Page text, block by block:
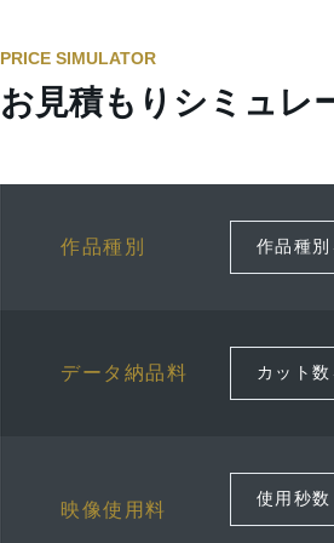
PRICE SIMULATOR
お見積もりシミュレ
作品種別
データ納品料
映像使用料